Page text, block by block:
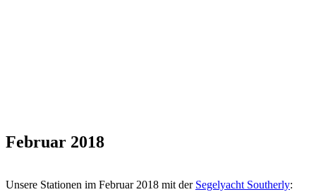
Februar 2018
Unsere Stationen im Februar 2018 mit der Segelyacht Southerly: